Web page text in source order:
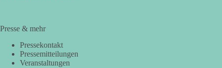
Presse & mehr
Pressekontakt
Pressemitteilungen
Veranstaltungen